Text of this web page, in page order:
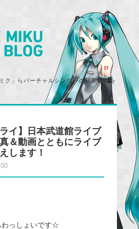
ク」らバーチャルシンガーの最新情報を
イ】日本武道館ライブ
＆動画とともにライブ
します！
わっしょいです☆